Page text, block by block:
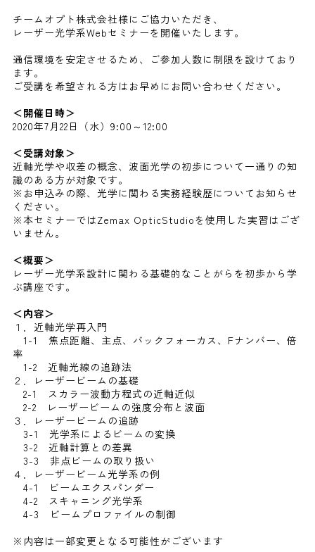
チームオプト株式会社様にご協力いただき、
レーザー光学系Webセミナーを開催いたします。
通信環境を安定させるため、ご参加人数に制限を設けており
ます。
ご受講を希望される方はお早めにお問い合わせください。
＜開催日時＞
2020年7月22日（水）9:00～12:00
＜受講対象＞
近軸光学や収差の概念、波面光学の初歩について一通りの知
識のある方が対象です。
※お申込みの際、光学に関わる実務経験歴についてお知らせ
ください。
※本セミナーではZemax OpticStudioを使用した実習はござ
いません。
＜概要＞
レーザー光学系設計に関わる基礎的なことがらを初歩から学
ぶ講座です。
＜内容＞
１．近軸光学再入門
1-1 焦点距離、主点、バックフォーカス、Fナンバー、倍
率
1-2 近軸光線の追跡法
２．レーザービームの基礎
2-1 スカラー波動方程式の近軸近似
2-2 レーザービームの強度分布と波面
３．レーザービームの追跡
3-1 光学系によるビームの変換
3-2 近軸計算との差異
3-3 非点ビームの取り扱い
４．レーザービーム光学系の例
4-1 ビームエクスパンダー
4-2 スキャニング光学系
4-3 ビームプロファイルの制御
※内容は一部変更となる可能性がございます